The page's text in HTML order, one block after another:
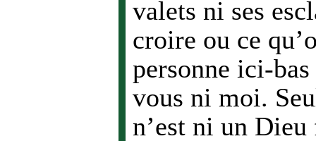
valets ni ses
croire ou ce
personne ici-
vous ni moi.
n’est ni un